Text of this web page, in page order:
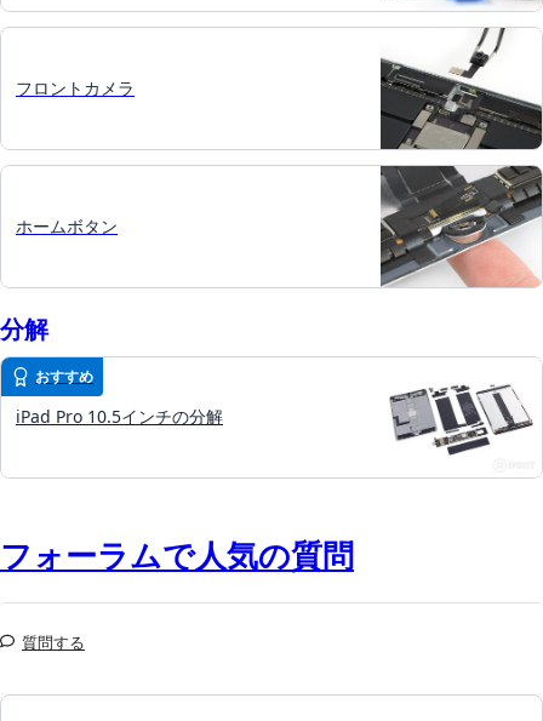
フロントカメラ
ホームボタン
分解
おすすめ
iPad Pro 10.5インチの分解
フォーラムで人気の質問
質問する